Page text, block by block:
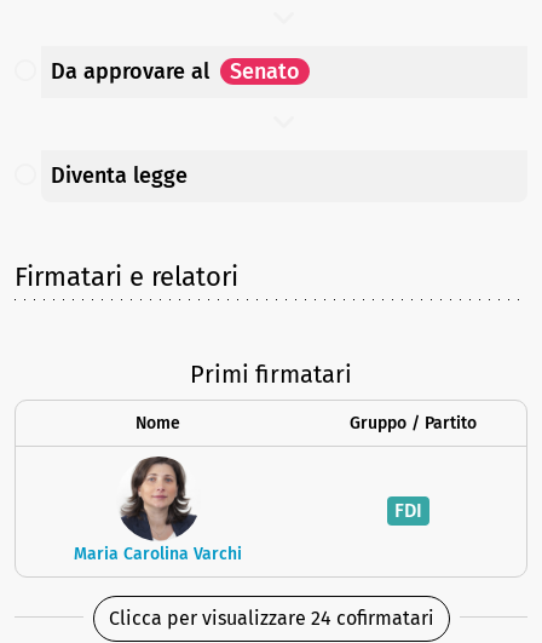
Da approvare al Senato
Diventa legge
Firmatari e relatori
Primi firmatari
Nome Gruppo / Partito
Maria Carolina Varchi
FDI
Clicca per visualizzare 24 cofirmatari